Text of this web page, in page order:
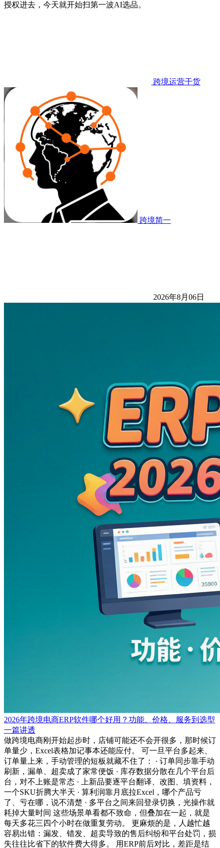
授权进去，今天就开始扫第一波AI选品。
跨境运营干货
跨境简一
2026年8月06日
2026年跨境电商ERP软件哪个好用？功能、价格、服务到选型
一篇讲透
做跨境电商刚开始起步时，店铺可能还不会开很多，那时候订
单量少，Excel表格加记事本还能应付。 可一旦平台多起来、
订单量上来，手动管理的短板就藏不住了： · 订单同步靠手动
刷新，漏单、超卖成了家常便饭 · 库存数据分散在几个平台后
台，对不上账是常态 · 上新品要逐平台翻译、改图、填资料，
一个SKU折腾大半天 · 算利润靠月底拉Excel，哪个产品亏
了、亏在哪，说不清楚 · 多平台之间来回登录切换，光操作就
耗掉大量时间 这些场景单看都不致命，但叠加在一起，就是
每天多花三四个小时在做重复劳动。 更麻烦的是，人越忙越
容易出错：漏发、错发、超卖导致的售后纠纷和平台处罚，损
失往往比省下的软件费大得多。 用ERP前后对比，差距是结